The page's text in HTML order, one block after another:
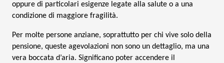
oppure di particolari esigenze legate alla salute o a una
condizione di maggiore fragilità.
Per molte persone anziane, soprattutto per chi vive solo della
pensione, queste agevolazioni non sono un dettaglio, ma una
vera boccata d’aria. Significano poter accendere il